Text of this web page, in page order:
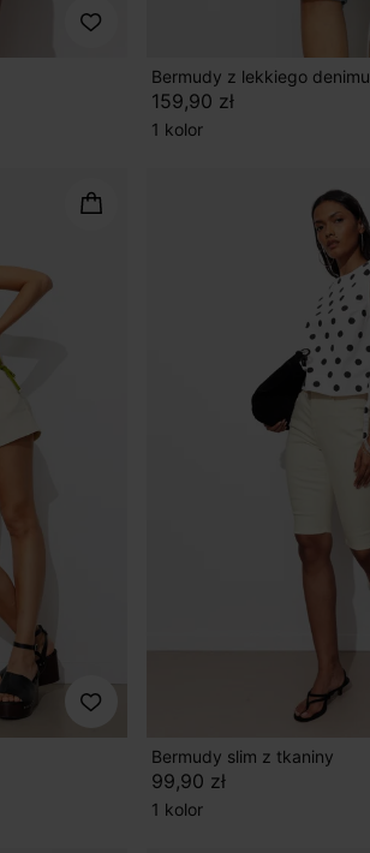
Bermudy z lekkiego denimu
159,90 zł
1 kolor
Bermudy slim z tkaniny
99,90 zł
1 kolor